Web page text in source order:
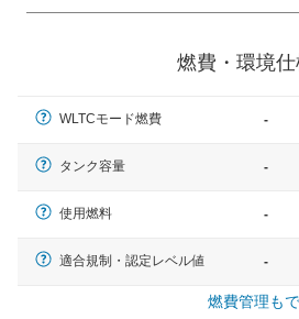
× 長さ 5,000mm 車路幅 5,000mmと
燃費・環境仕
WLTCモード燃費 -
タンク容量 -
使用燃料 -
適合規制・認定レベル値 -
燃費管理も